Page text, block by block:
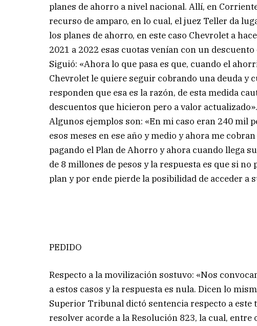
planes de ahorro a nivel nacional. Allí, en
recurso de amparo, en lo cual, el juez Teller da
los planes de ahorro, en este caso Chevrolet a
2021 a 2022 esas cuotas venían con un
Siguió: «Ahora lo que pasa es que, cuando el
Chevrolet le quiere seguir cobrando una deuda y
responden que esa es la razón, de esta medida
descuentos que hicieron pero a valor actualizado».
Algunos ejemplos son: «En mi caso eran 240 mil
esos meses en ese año y medio y ahora me
pagando el Plan de Ahorro y ahora cuando llega
de 8 millones de pesos y la respuesta es que si no
plan y por ende pierde la posibilidad de acceder a
PEDIDO
Respecto a la movilización sostuvo: «Nos
a estos casos y la respuesta es nula. Dicen lo
Superior Tribunal dictó sentencia respecto a este
resolver acorde a la Resolución 823, la cual, entre